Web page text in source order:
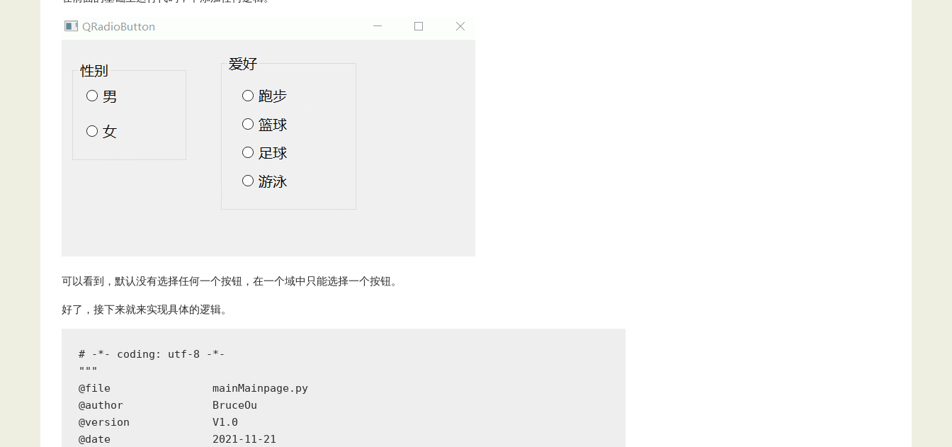
可以看到，默认没有选择任何一个按钮，在一个域中只能选择一个按钮。
好了，接下来就来实现具体的逻辑。
# -*- coding: utf-8 -*-
"""
@file                mainMainpage.py
@author              BruceOu
@version             V1.0
@date                2021-11-21